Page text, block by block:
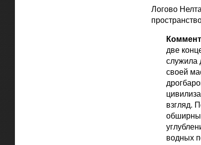
Логово
две
служила
своей
взгляд.
водных